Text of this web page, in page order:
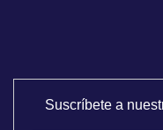
Suscríbete a